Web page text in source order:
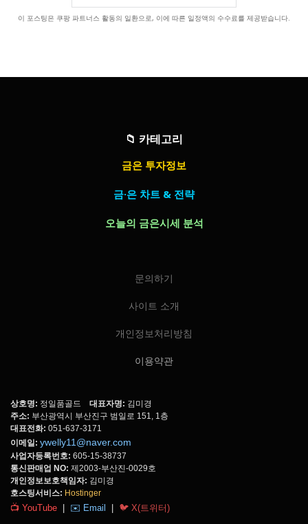
이 포스팅은 쿠팡 파트너스 활동의 일환으로, 이에 따른 일정액의 수수료를 제공받습니다.
📁 카테고리
금은 투자정보
금·은 차트 & 전략
오늘의 금은시세 분석
문의하기
사이트 소개
개인정보처리방침
이용약관
상호명: 정일품골드 대표자명: 김미경
주소: 부산광역시 부산진구 범일로 151, 1층
대표전화: 051-637-3171
이메일: ywelly11@naver.com
사업자등록번호: 605-15-38737
통신판매업 NO: 제2003-부산진-0029호
개인정보보호책임자: 김미경
호스팅서비스: Hostinger
📺 YouTube | ✉️ Email | 🐦 X(트위터)